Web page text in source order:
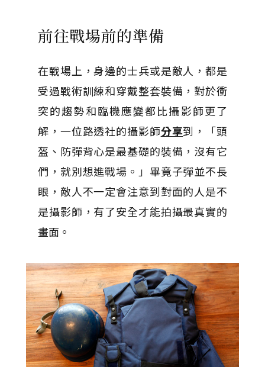
前往戰場前的準備
在戰場上，身邊的士兵或是敵人，都是
受過戰術訓練和穿戴整套裝備，對於衝
突的趨勢和臨機應變都比攝影師更了
解，一位路透社的攝影師分享到，「頭
盔、防彈背心是最基礎的裝備，沒有它
們，就別想進戰場。」畢竟子彈並不長
眼，敵人不一定會注意到對面的人是不
是攝影師，有了安全才能拍攝最真實的
畫面。